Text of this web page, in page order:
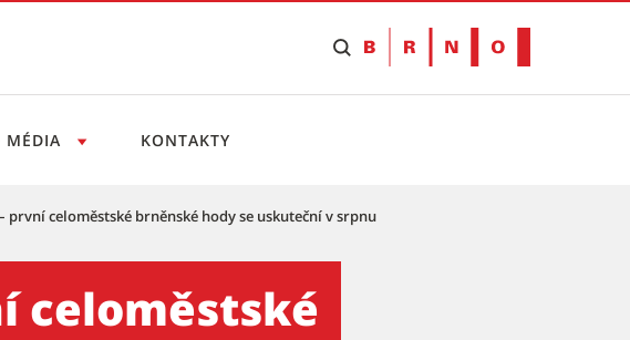
hody se uskuteční v
MÉDIA KONTAKTY
celoměstské brněnské hody se uskuteční v srpnu
celoměstské